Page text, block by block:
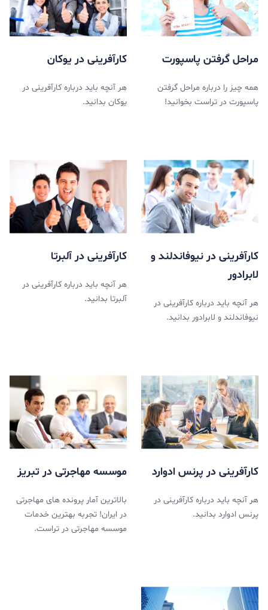
مراحل گرفتن پاسپورت
همه چیز را درباره مراحل گرفتن
پاسپورت در تراست بخوانید!
کارآفرینی در یوکان
هر آنچه باید درباره کارآفرینی در
یوکان بدانید.
کارآفرینی در نیوفاندلند و
لابرادور
هر آنچه باید درباره کارآفرینی در
نیوفاندلند و لابرادور بدانید.
کارآفرینی در آلبرتا
هر آنچه باید درباره کارآفرینی در
آلبرتا بدانید.
کارآفرینی در پرنس ادوارد
هر آنچه باید درباره کارآفرینی در
پرنس ادوارد بدانید.
موسسه مهاجرتی در تبریز
بالاترین آمار پرونده های مهاجرتی
در ایران! تجربه بهترین خدمات
موسسه مهاجرتی در تراست.